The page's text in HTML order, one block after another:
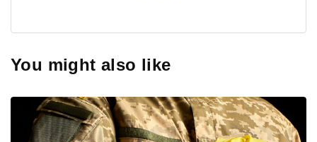
You might also like